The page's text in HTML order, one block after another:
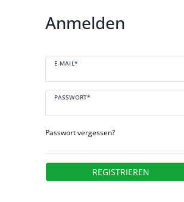
Anmelden
E-MAIL*
PASSWORT*
Passwort vergessen?
REGISTRIEREN